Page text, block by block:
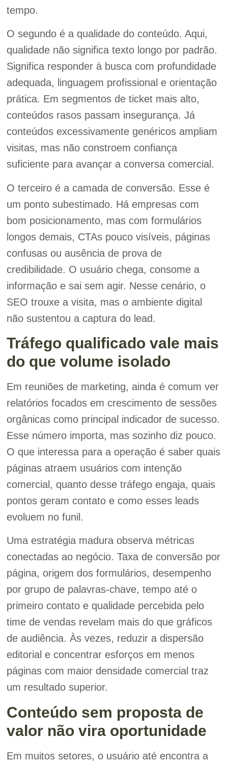
tempo.
O segundo é a qualidade do conteúdo. Aqui,
qualidade não significa texto longo por padrão.
Significa responder à busca com profundidade
adequada, linguagem profissional e orientação
prática. Em segmentos de ticket mais alto,
conteúdos rasos passam insegurança. Já
conteúdos excessivamente genéricos ampliam
visitas, mas não constroem confiança
suficiente para avançar a conversa comercial.
O terceiro é a camada de conversão. Esse é
um ponto subestimado. Há empresas com
bom posicionamento, mas com formulários
longos demais, CTAs pouco visíveis, páginas
confusas ou ausência de prova de
credibilidade. O usuário chega, consome a
informação e sai sem agir. Nesse cenário, o
SEO trouxe a visita, mas o ambiente digital
não sustentou a captura do lead.
Tráfego qualificado vale mais
do que volume isolado
Em reuniões de marketing, ainda é comum ver
relatórios focados em crescimento de sessões
orgânicas como principal indicador de sucesso.
Esse número importa, mas sozinho diz pouco.
O que interessa para a operação é saber quais
páginas atraem usuários com intenção
comercial, quanto desse tráfego engaja, quais
pontos geram contato e como esses leads
evoluem no funil.
Uma estratégia madura observa métricas
conectadas ao negócio. Taxa de conversão por
página, origem dos formulários, desempenho
por grupo de palavras-chave, tempo até o
primeiro contato e qualidade percebida pelo
time de vendas revelam mais do que gráficos
de audiência. Às vezes, reduzir a dispersão
editorial e concentrar esforços em menos
páginas com maior densidade comercial traz
um resultado superior.
Conteúdo sem proposta de
valor não vira oportunidade
Em muitos setores, o usuário até encontra a